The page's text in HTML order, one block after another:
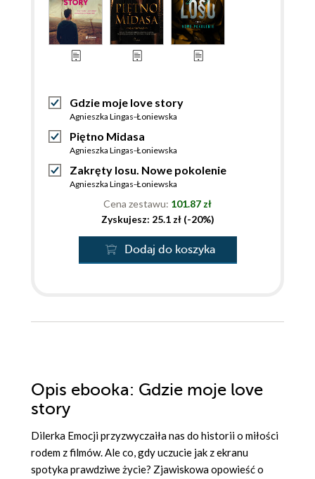
Gdzie moje love story
Agnieszka Lingas-Łoniewska
Piętno Midasa
Agnieszka Lingas-Łoniewska
Zakręty losu. Nowe pokolenie
Agnieszka Lingas-Łoniewska
Cena zestawu: 101.87 zł
Zyskujesz: 25.1 zł (-20%)
Dodaj do koszyka
Opis ebooka: Gdzie moje love
story
Dilerka Emocji przyzwyczaiła nas do historii o miłości
rodem z filmów. Ale co, gdy uczucie jak z ekranu
spotyka prawdziwe życie? Zjawiskowa opowieść o